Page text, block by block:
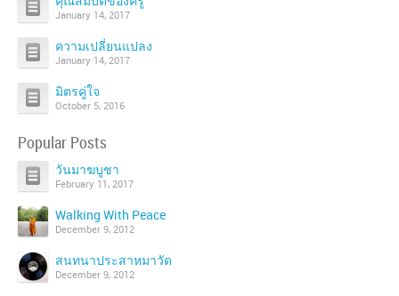
January 14, 2017
ความเปลี่ยนแปลง
January 14, 2017
มิตรคู่ใจ
October 5, 2016
Popular Posts
วันมาฆบูชา
February 11, 2017
Walking With Peace
December 9, 2012
สนทนาประสาหมาวัด
December 9, 2012